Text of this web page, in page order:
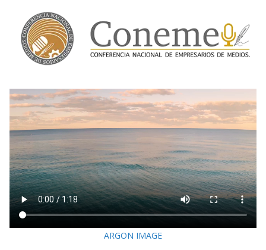
ARGON IMAGE